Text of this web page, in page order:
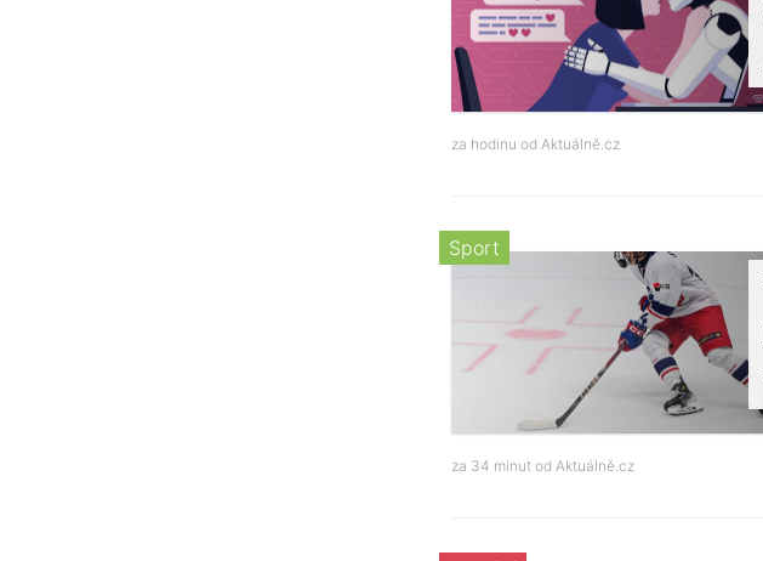
za hodinu od Aktuálně.cz
Sport
za 34 minut od Aktuálně.cz